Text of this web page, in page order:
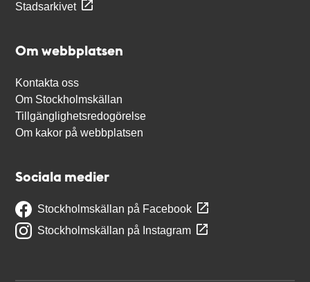
Stadsarkivet
Om webbplatsen
Kontakta oss
Om Stockholmskällan
Tillgänglighetsredogörelse
Om kakor på webbplatsen
Sociala medier
Stockholmskällan på Facebook
Stockholmskällan på Instagram